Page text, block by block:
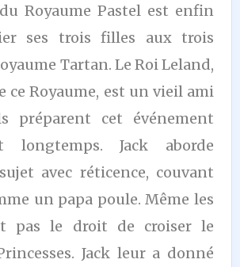
Royaume Pastel est enfin
ses trois filles aux trois
Tartan. Le Roi Leland,
ce Royaume, est un vieil ami
préparent cet événement
longtemps. Jack aborde
avec réticence, couvant
un papa poule. Même les
pas le droit de croiser le
Jack leur a donné